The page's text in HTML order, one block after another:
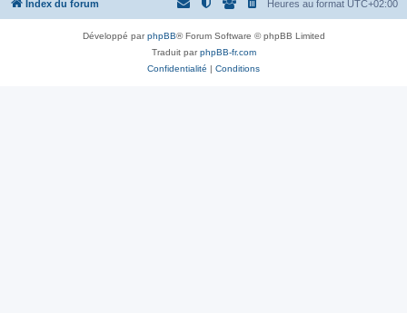
Index du forum Heures au format UTC+02:00
Développé parphpBB® Forum Software © phpBB Limited
Traduit parphpBB-fr.com
Confidentialité | Conditions